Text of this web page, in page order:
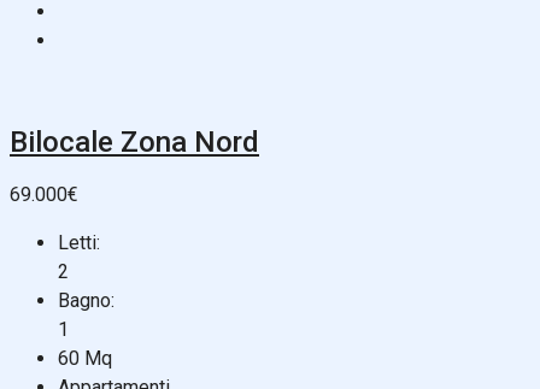
Bilocale Zona Nord
69.000€
Letti:
2
Bagno:
1
60 Mq